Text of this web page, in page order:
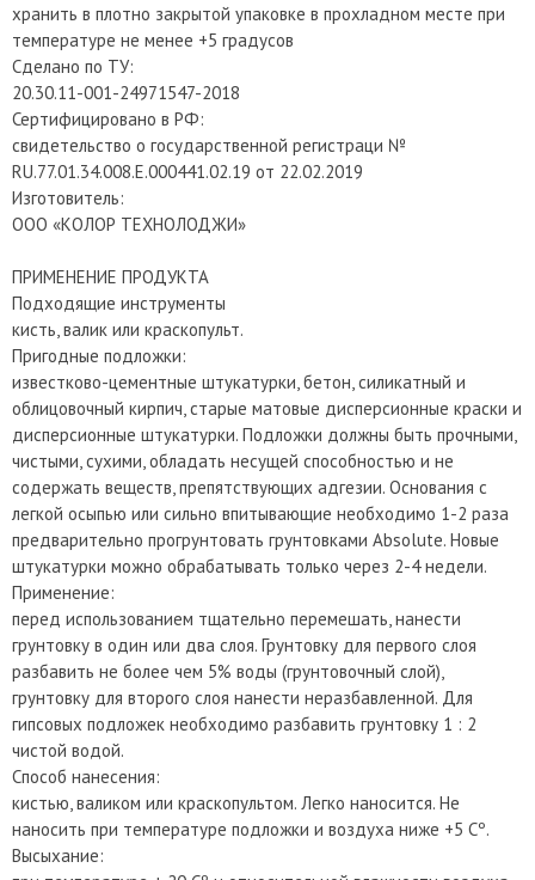
хранить в плотно закрытой упаковке в прохладном месте при
температуре не менее +5 градусов
Сделано по ТУ:
20.30.11-001-24971547-2018
Сертифицировано в РФ:
свидетельство о государственной регистраци №
RU.77.01.34.008.E.000441.02.19 от 22.02.2019
Изготовитель:
ООО «КОЛОР ТЕХНОЛОДЖИ»
ПРИМЕНЕНИЕ ПРОДУКТА
Подходящие инструменты
кисть, валик или краскопульт.
Пригодные подложки:
известково-цементные штукатурки, бетон, силикатный и
облицовочный кирпич, старые матовые дисперсионные краски и
дисперсионные штукатурки. Подложки должны быть прочными,
чистыми, сухими, обладать несущей способностью и не
содержать веществ, препятствующих адгезии. Основания с
легкой осыпью или сильно впитывающие необходимо 1-2 раза
предварительно прогрунтовать грунтовками Absolute. Новые
штукатурки можно обрабатывать только через 2-4 недели.
Применение:
перед использованием тщательно перемешать, нанести
грунтовку в один или два слоя. Грунтовку для первого слоя
разбавить не более чем 5% воды (грунтовочный слой),
грунтовку для второго слоя нанести неразбавленной. Для
гипсовых подложек необходимо разбавить грунтовку 1 : 2
чистой водой.
Способ нанесения:
кистью, валиком или краскопультом. Легко наносится. Не
наносить при температуре подложки и воздуха ниже +5 Сº.
Высыхание: